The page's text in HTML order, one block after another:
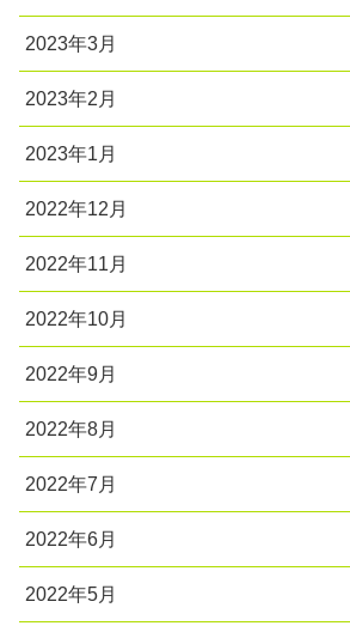
2023年3月
2023年2月
2023年1月
2022年12月
2022年11月
2022年10月
2022年9月
2022年8月
2022年7月
2022年6月
2022年5月